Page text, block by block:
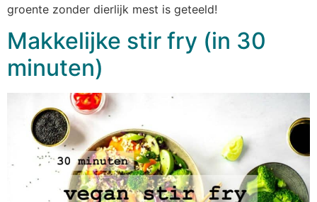
groente zonder dierlijk mest is geteeld!
Makkelijke stir fry (in 30
minuten)